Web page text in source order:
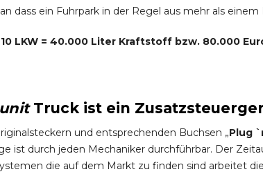
dass ein Fuhrpark in der Regel aus mehr als
LKW = 40.000 Liter Kraftstoff bzw. 80.000
Truckist ein
und entsprechenden Buchsen „Plug
ist durch jeden Mechaniker durchführbar. Der
die auf dem Markt zu finden sind arbeitet